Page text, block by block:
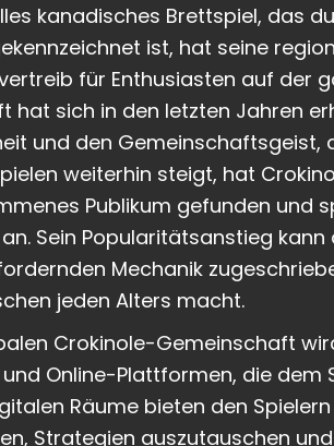
kanadisches Brettspiel, das
ist, hat seine
für Enthusiasten auf der
hat sich in den letzten Jahren
und den Gemeinschaftsgeist,
weiterhin steigt, hat
Publikum gefunden
Sein Popularitätsanstieg
Mechanik
jeden Alters macht.
Crokinole-Gemeinschaft
Online-Plattformen, die dem
Räume bieten den
Strategien auszutauschen